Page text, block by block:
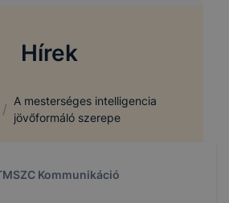
Hírek
/
A mesterséges intelligencia
jövőformáló szerepe
Kommunikáció